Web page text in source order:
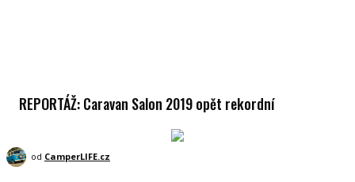
REPORTÁŽ: Caravan Salon 2019 opět rekordní
od CamperLIFE.cz